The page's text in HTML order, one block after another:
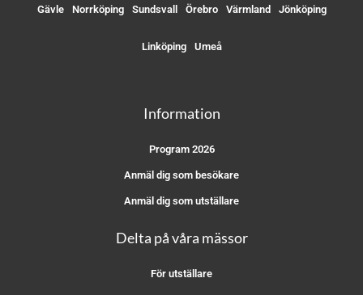
Gävle Norrköping Sundsvall Örebro Värmland Jönköping
Linköping Umeå
Information
Program 2026
Anmäl dig som besökare
Anmäl dig som utställare
Delta på våra mässor
För utställare